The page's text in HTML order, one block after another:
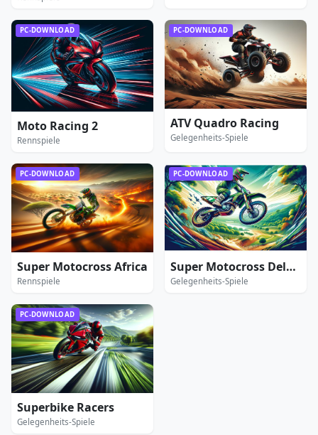
PC-DOWNLOAD
Moto Racing 2
Rennspiele
PC-DOWNLOAD
ATV Quadro Racing
Gelegenheits-Spiele
PC-DOWNLOAD
Super Motocross Africa
Rennspiele
PC-DOWNLOAD
Super Motocross Deluxe
Gelegenheits-Spiele
PC-DOWNLOAD
Superbike Racers
Gelegenheits-Spiele